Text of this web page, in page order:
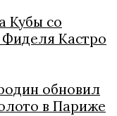
Кубы со
Кастро
обновил
в Париже